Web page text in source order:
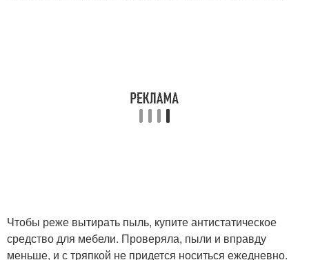
Чтобы реже вытирать пыль, купите антистатическое
средство для мебели. Проверяла, пыли и вправду
меньше, и с тряпкой не придется носиться ежедневно.